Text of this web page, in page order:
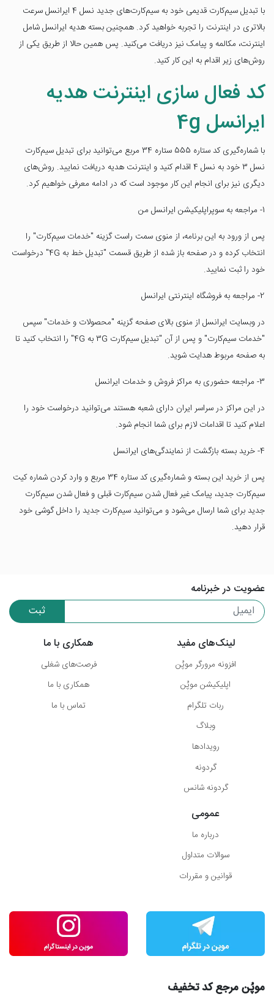
با تبدیل سیم‌کارت قدیمی خود به سیم‌کارت‌های جدید نسل 4 ایرانسل سرعت
بالاتری در اینترنت را تجربه خواهید کرد. همچنین بسته هدیه ایرانسل شامل
اینترنت، مکالمه و پیامک نیز دریافت می‌کنید. پس همین حالا از طریق یکی از
روش‌های زیر اقدام به این کار کنید.
کد فعال سازی اینترنت هدیه
ایرانسل 4g
با شماره‌گیری کد ستاره 555 ستاره 34 مربع می‌توانید برای تبدیل سیم‌کارت
نسل 3 خود به نسل 4 اقدام کنید و اینترنت هدیه دریافت نمایید. روش‌های
دیگری نیز برای انجام این کار موجود است که در ادامه معرفی خواهیم کرد.
1- مراجعه به سوپراپلیکیشن ایرانسل من
پس از ورود به این برنامه، از منوی سمت راست گزینه "خدمات سیم‌کارت" را
انتخاب کرده و در صفحه باز شده از طریق قسمت "تبدیل خط به 4G" درخواست
خود را ثبت نمایید.
2- مراجعه به فروشگاه اینترنتی ایرانسل
در وبسایت ایرانسل از منوی بالای صفحه گزینه "محصولات و خدمات" سپس
"خدمات سیم‌کارت" و پس از آن "تبدیل سیم‌کارت 3G به 4G" را انتخاب کنید تا
به صفحه مربوط هدایت شوید.
3- مراجعه حضوری به مراکز فروش و خدمات ایرانسل
در این مراکز در سراسر ایران دارای شعبه هستند می‌توانید درخواست خود را
اعلام کنید تا اقدامات لازم برای شما انجام شود.
4- خرید بسته بازگشت از نمایندگی‌های ایرانسل
پس از خرید این بسته و شماره‌گیری کد ستاره 34 مربع و وارد کردن شماره کیت
سیم‌کارت جدید، پیامک غیر فعال شدن سیم‌کارت قبلی و فعال شدن سیم‌کارت
جدید برای شما ارسال می‌شود و می‌توانید سیم‌کارت جدید را داخل گوشی خود
قرار دهید.
عضویت در خبرنامه
ثبت
لینک‌های مفید
افزونه مرورگر موپُن
اپلیکیشن موپُن
ربات تلگرام
وبلاگ
رویدادها
گردونه
گردونه شانس
همکاری با ما
فرصت‌های شغلی
همکاری با ما
تماس با ما
عمومی
درباره ما
سوالات متداول
قوانین و مقررات
موپُن مرجع کد تخفیف